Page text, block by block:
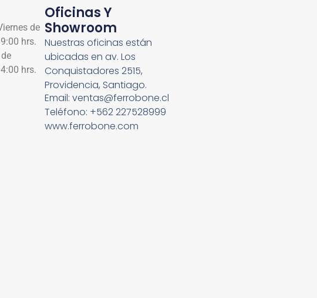
de
hrs.
hrs.
Oficinas Y
Showroom
Nuestras oficinas están
ubicadas en av. Los
Conquistadores 2515,
Providencia, Santiago.
Email: ventas@ferrobone.cl
Teléfono: +562 227528999
www.ferrobone.com